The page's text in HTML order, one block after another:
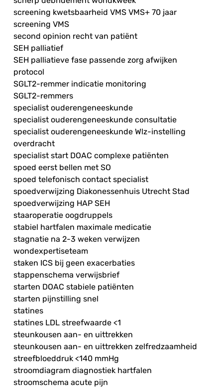
screening kwetsbaarheid VMS VMS+ 70 jaar
screening VMS
second opinion recht van patiënt
SEH palliatief
SEH palliatieve fase passende zorg afwijken
protocol
SGLT2-remmer indicatie monitoring
SGLT2-remmers
specialist ouderengeneeskunde
specialist ouderengeneeskunde consultatie
specialist ouderengeneeskunde Wlz-instelling
overdracht
specialist start DOAC complexe patiënten
spoed eerst bellen met SO
spoed telefonisch contact specialist
spoedverwijzing Diakonessenhuis Utrecht Stad
spoedverwijzing HAP SEH
staaroperatie oogdruppels
stabiel hartfalen maximale medicatie
stagnatie na 2-3 weken verwijzen
wondexpertiseteam
staken ICS bij geen exacerbaties
stappenschema verwijsbrief
starten DOAC stabiele patiënten
starten pijnstilling snel
statines
statines LDL streefwaarde <1
steunkousen aan- en uittrekken
steunkousen aan- en uittrekken zelfredzaamheid
streefbloeddruk <140 mmHg
stroomdiagram diagnostiek hartfalen
stroomschema acute pijn